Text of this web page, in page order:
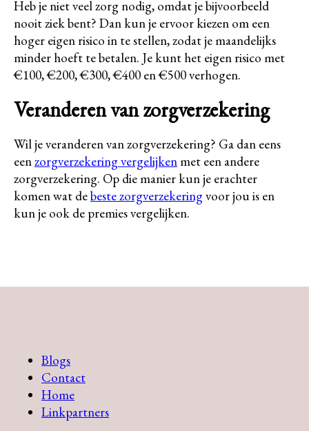
Heb je niet veel zorg nodig, omdat je bijvoorbeeld
nooit ziek bent? Dan kun je ervoor kiezen om een
hoger eigen risico in te stellen, zodat je maandelijks
minder hoeft te betalen. Je kunt het eigen risico met
€100, €200, €300, €400 en €500 verhogen.
Veranderen van zorgverzekering
Wil je veranderen van zorgverzekering? Ga dan eens
eenzorgverzekering vergelijken met een andere
zorgverzekering. Op die manier kun je erachter
komen wat debeste zorgverzekeringvoor jou is en
kun je ook de premies vergelijken.
Blogs
Contact
Home
Linkpartners